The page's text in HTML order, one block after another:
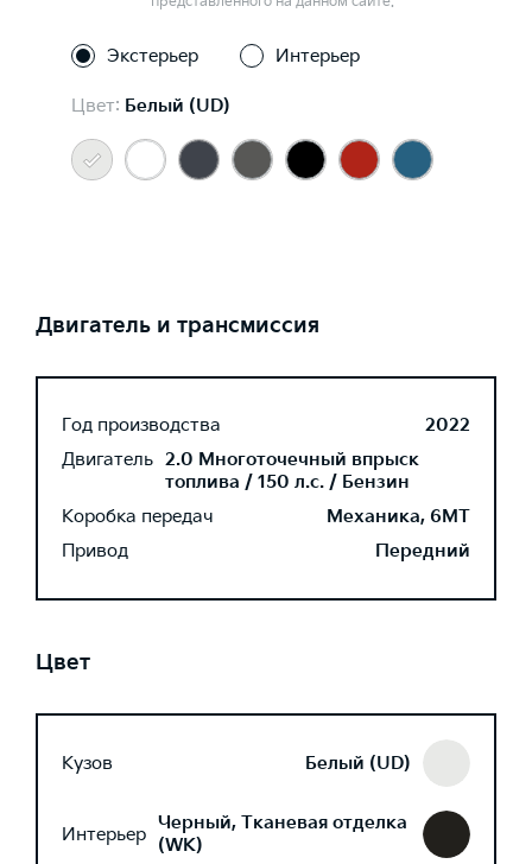
Экстерьер Интерьер
Цвет: Белый (UD)
Двигатель и трансмиссия
Год производства
2022
Двигатель 2.0 Многоточечный впрыск
топлива / 150 л.с. / Бензин
Коробка передач
Механика, 6MT
Привод
Передний
Цвет
Кузов Белый (UD)
Интерьер Черный, Тканевая отделка
(WK)